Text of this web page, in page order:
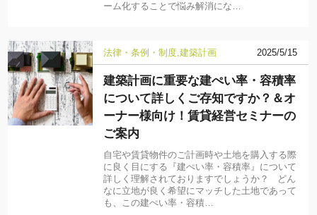
ーム化することで悩み解消にな…
法律・条例・制度 建築計画 2025/5/15
建築計画に重要な建ぺい率・容積率
について詳しくご存知ですか？＆オ
ーナー様向け！賃貸経営セミナーの
ご案内
自宅や賃貸物件のご計画時や土地を購入する際
に良く目にする『建ぺい率・容積率』について
詳しく理解されておりますでしょうか？ どん
なに立地が良く希望にマッチした土地であって
も、この建ぺい率・容積…